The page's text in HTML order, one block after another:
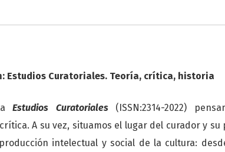
Estudios Curatoriales. Teoría, crítica, historia
Estudios Curatoriales(ISSN:2314-2022)
A su vez, situamos el lugar del curador y
intelectual y social de la cultura: